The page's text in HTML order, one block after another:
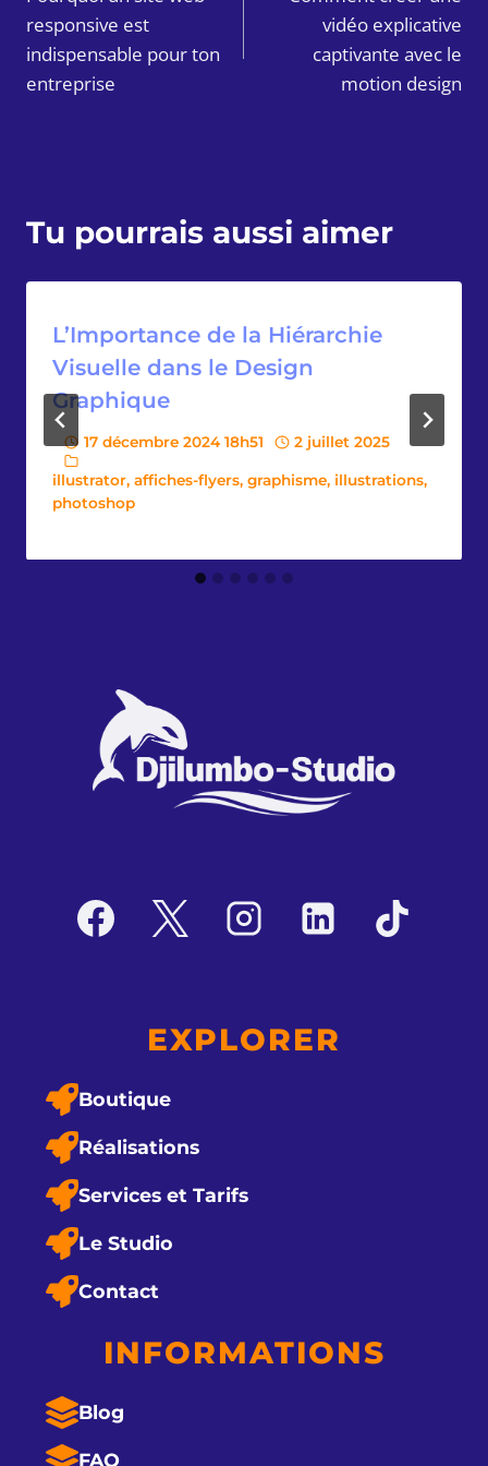
de
l’article
responsive est
indispensable pour ton
entreprise
vidéo explicative
captivante avec le
motion design
Tu pourrais aussi aimer
L’Importance de la Hiérarchie
Visuelle dans le Design
Graphique
17 décembre 2024 18h51 2 juillet 2025
illustrator, affiches-flyers, graphisme, illustrations,
photoshop
EXPLORER
Boutique
Réalisations
Services et Tarifs
Le Studio
Contact
INFORMATIONS
Blog
FAQ